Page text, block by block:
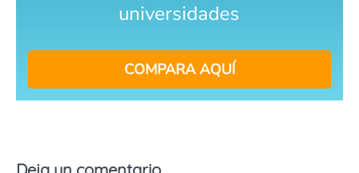
universidades
COMPARA AQUÍ